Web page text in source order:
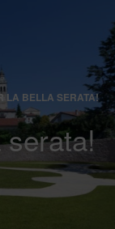
LA BELLA SERATA!